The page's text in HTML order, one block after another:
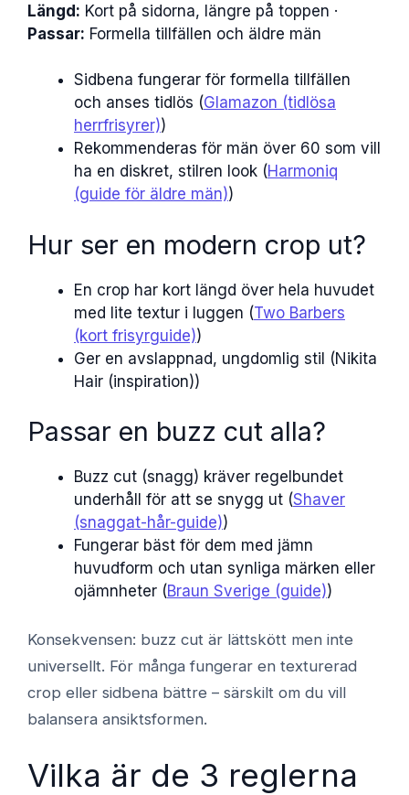
Längd: Kort på sidorna, längre på toppen ·
Passar: Formella tillfällen och äldre män
Sidbena fungerar för formella tillfällen
och anses tidlös (Glamazon (tidlösa
herrfrisyrer))
Rekommenderas för män över 60 som vill
ha en diskret, stilren look (Harmoniq
(guide för äldre män))
Hur ser en modern crop ut?
En crop har kort längd över hela huvudet
med lite textur i luggen (Two Barbers
(kort frisyrguide))
Ger en avslappnad, ungdomlig stil (Nikita
Hair (inspiration))
Passar en buzz cut alla?
Buzz cut (snagg) kräver regelbundet
underhåll för att se snygg ut (Shaver
(snaggat-hår-guide))
Fungerar bäst för dem med jämn
huvudform och utan synliga märken eller
ojämnheter (Braun Sverige (guide))
Konsekvensen: buzz cut är lättskött men inte
universellt. För många fungerar en texturerad
crop eller sidbena bättre – särskilt om du vill
balansera ansiktsformen.
Vilka är de 3 reglerna